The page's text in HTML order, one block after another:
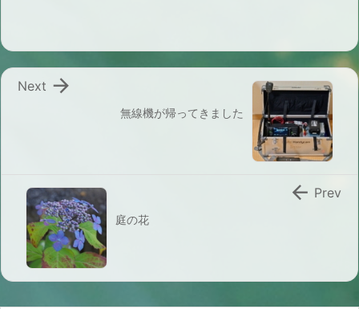
無線機が帰ってきました

Next
庭の花
 Prev